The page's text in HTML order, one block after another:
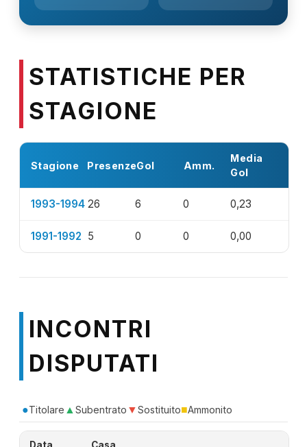
STATISTICHE PER
STAGIONE
Stagione PresenzeGol Amm.
Media
Gol
1993-1994 26 6 0 0,23
1991-1992 5 0 0 0,00
INCONTRI
DISPUTATI
●Titolare ▲Subentrato ▼Sostituito■Ammonito